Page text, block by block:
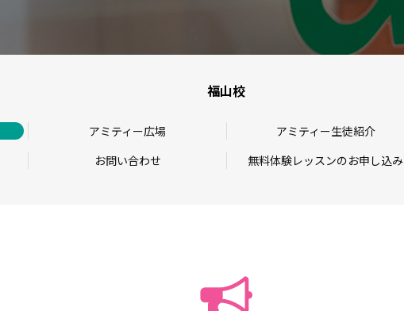
福山校
アミティー広場 アミティー生徒紹介
お問い合わせ
無料体験レッスンのお申し込み